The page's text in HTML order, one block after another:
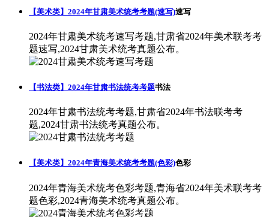
【美术类】2024年甘肃美术统考考题(速写)速写
2024年甘肃美术统考速写考题,甘肃省2024年美术联考考
题速写,2024甘肃美术统考真题公布。
【书法类】2024年甘肃书法统考考题书法
2024年甘肃书法统考考题,甘肃省2024年书法联考考
题,2024甘肃书法统考真题公布。
【美术类】2024年青海美术统考考题(色彩)色彩
2024年青海美术统考色彩考题,青海省2024年美术联考考
题色彩,2024青海美术统考真题公布。